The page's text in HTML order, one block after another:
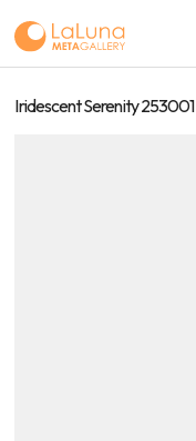
Iridescent Serenity 253001